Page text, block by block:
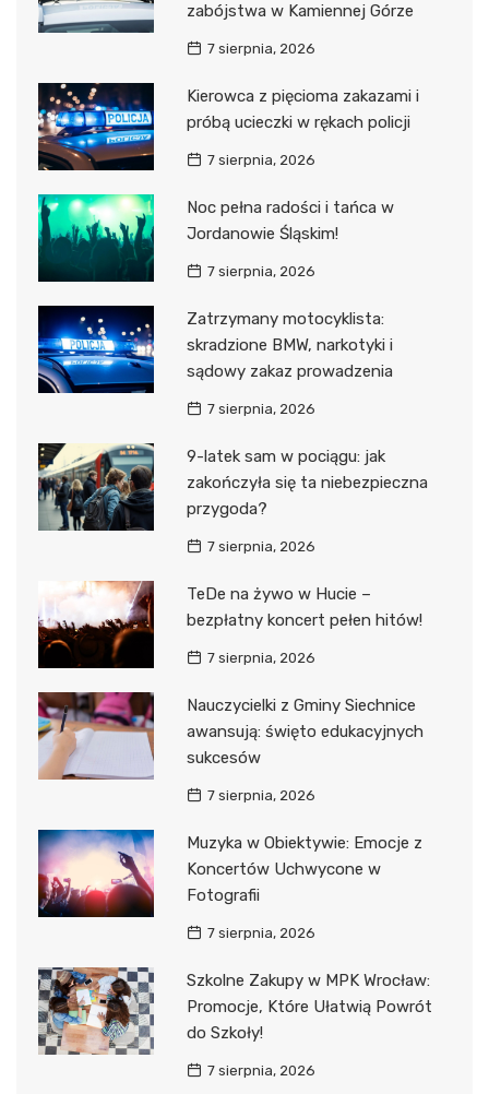
zabójstwa w Kamiennej Górze
7 sierpnia, 2026
Kierowca z pięcioma zakazami i
próbą ucieczki w rękach policji
7 sierpnia, 2026
Noc pełna radości i tańca w
Jordanowie Śląskim!
7 sierpnia, 2026
Zatrzymany motocyklista:
skradzione BMW, narkotyki i
sądowy zakaz prowadzenia
7 sierpnia, 2026
9-latek sam w pociągu: jak
zakończyła się ta niebezpieczna
przygoda?
7 sierpnia, 2026
TeDe na żywo w Hucie –
bezpłatny koncert pełen hitów!
7 sierpnia, 2026
Nauczycielki z Gminy Siechnice
awansują: święto edukacyjnych
sukcesów
7 sierpnia, 2026
Muzyka w Obiektywie: Emocje z
Koncertów Uchwycone w
Fotografii
7 sierpnia, 2026
Szkolne Zakupy w MPK Wrocław:
Promocje, Które Ułatwią Powrót
do Szkoły!
7 sierpnia, 2026